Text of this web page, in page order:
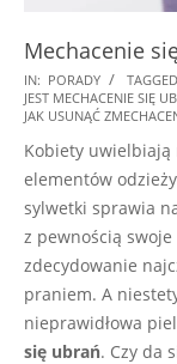
Mechacenie
2025-
07-
IN: PORADY
JEST MECHACENIE SIĘ
JAK USUNĄĆ
Kobiety
elementów
sylwetki sprawia
z pewnością
zdecydowanie
praniem. A
nieprawidłowa
się ubrań. Czy da